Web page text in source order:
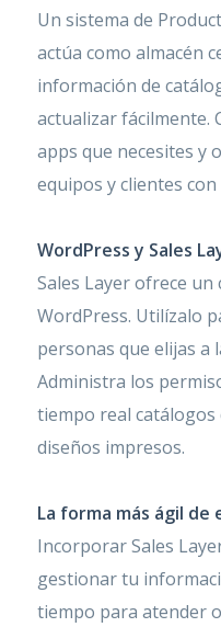
Un sistema de
actúa como almacén
información de
actualizar fácilmente.
apps que necesites y
equipos y clientes con
WordPress y Sales
Sales Layer ofrece
WordPress. Utilízalo
personas que elijas a
Administra los
tiempo real
diseños impresos.
La forma más ágil
Incorporar Sales
gestionar tu
tiempo para atender